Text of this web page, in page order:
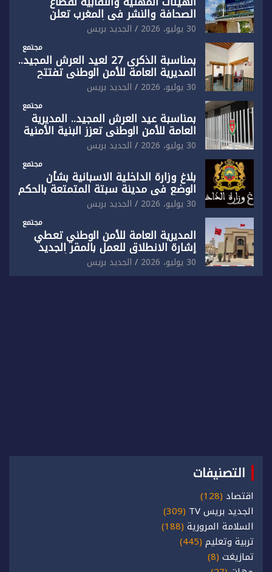
الصحافة والنشر في المغرب تعلن
رفضها القاطع لـ”أي أجندة انتخابية
مُعدة على مقاس سياسي ومصلحي
ضيق”
30 يوليو، 2026 الجديد بريس
مجتمع
بمناسبة الذكرى 27 لعيد العرش المجيد..
المديرية العامة للأمن الوطني تفتتح
المقر الجديد لفرقة الشرطة السياحية
بفاس
30 يوليو، 2026 الجديد بريس
مجتمع
بمناسبة عيد العرش المجيد.. المديرية
العامة للأمن الوطني تعزز البنية الأمنية
بالناظور بإحداث فرقتين جديدتين
30 يوليو، 2026 الجديد بريس
مجتمع
بلاغ وزارة الداخلية الاسبانية بشأن
الوضع في مدينة سبتة المتمتعة بالحكم
الذاتي
30 يوليو، 2026 الجديد بريس
مجتمع
المديرية العامة للأمن الوطني تعطي
إشارة الانطلاق للعمل بالمقر الجديد
للدائرة الثالثة للشرطة بولاية أمن العيون
30 يوليو، 2026 الجديد بريس
التصنيفات
اقتصاد (128)
الجديد بريس TV
(309)
السلامة المرورية (188)
تربية وتعليم (445)
تمازيغت (8)